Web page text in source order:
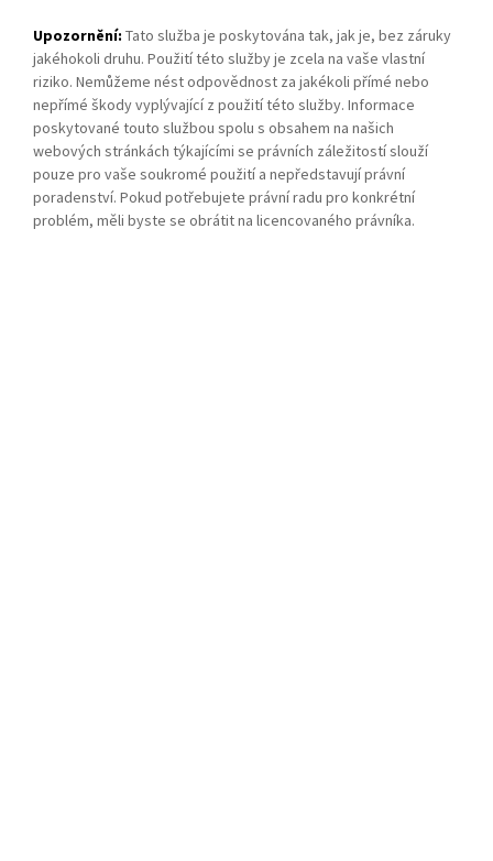
Upozornění: Tato služba je poskytována tak, jak je, bez záruky
jakéhokoli druhu. Použití této služby je zcela na vaše vlastní
riziko. Nemůžeme nést odpovědnost za jakékoli přímé nebo
nepřímé škody vyplývající z použití této služby. Informace
poskytované touto službou spolu s obsahem na našich
webových stránkách týkajícími se právních záležitostí slouží
pouze pro vaše soukromé použití a nepředstavují právní
poradenství. Pokud potřebujete právní radu pro konkrétní
problém, měli byste se obrátit na licencovaného právníka.